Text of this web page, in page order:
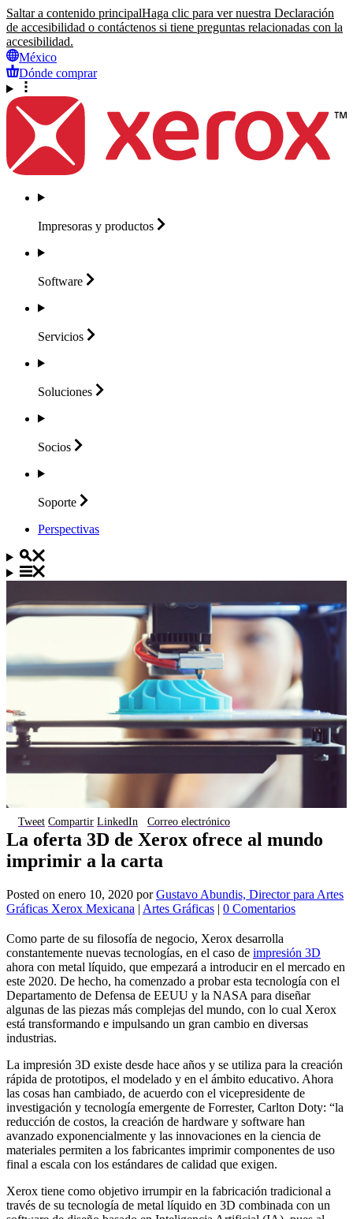
Saltar a contenido principalHaga clic para ver nuestra Declaración
de accesibilidad o contáctenos si tiene preguntas relacionadas con la
accesibilidad.
México
Dónde comprar
Impresoras y productos
Software
Servicios
Soluciones
Socios
Soporte
Perspectivas
Tweet Compartir LinkedIn Correo electrónico
La oferta 3D de Xerox ofrece al mundo
imprimir a la carta
Posted on enero 10, 2020 porGustavo Abundis, Director para Artes
Gráficas Xerox Mexicana | Artes Gráficas | 0 Comentarios
Como parte de su filosofía de negocio, Xerox desarrolla
constantemente nuevas tecnologías, en el caso de impresión 3D
ahora con metal líquido, que empezará a introducir en el mercado en
este 2020. De hecho, ha comenzado a probar esta tecnología con el
Departamento de Defensa de EEUU y la NASA para diseñar
algunas de las piezas más complejas del mundo, con lo cual Xerox
está transformando e impulsando un gran cambio en diversas
industrias.
La impresión 3D existe desde hace años y se utiliza para la creación
rápida de prototipos, el modelado y en el ámbito educativo. Ahora
las cosas han cambiado, de acuerdo con el vicepresidente de
investigación y tecnología emergente de Forrester, Carlton Doty: “la
reducción de costos, la creación de hardware y software han
avanzado exponencialmente y las innovaciones en la ciencia de
materiales permiten a los fabricantes imprimir componentes de uso
final a escala con los estándares de calidad que exigen.
Xerox tiene como objetivo irrumpir en la fabricación tradicional a
través de su tecnología de metal líquido en 3D combinada con un